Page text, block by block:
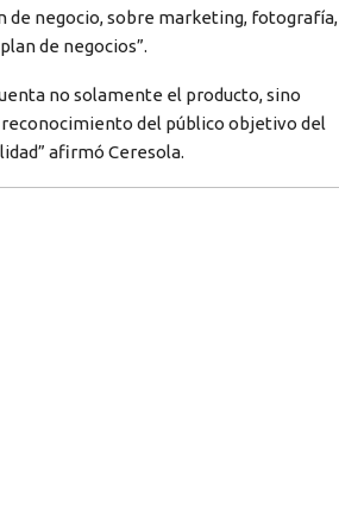
de negocio, sobre marketing, fotografía,
de negocios”.
no solamente el producto, sino
del público objetivo del
afirmó Ceresola.